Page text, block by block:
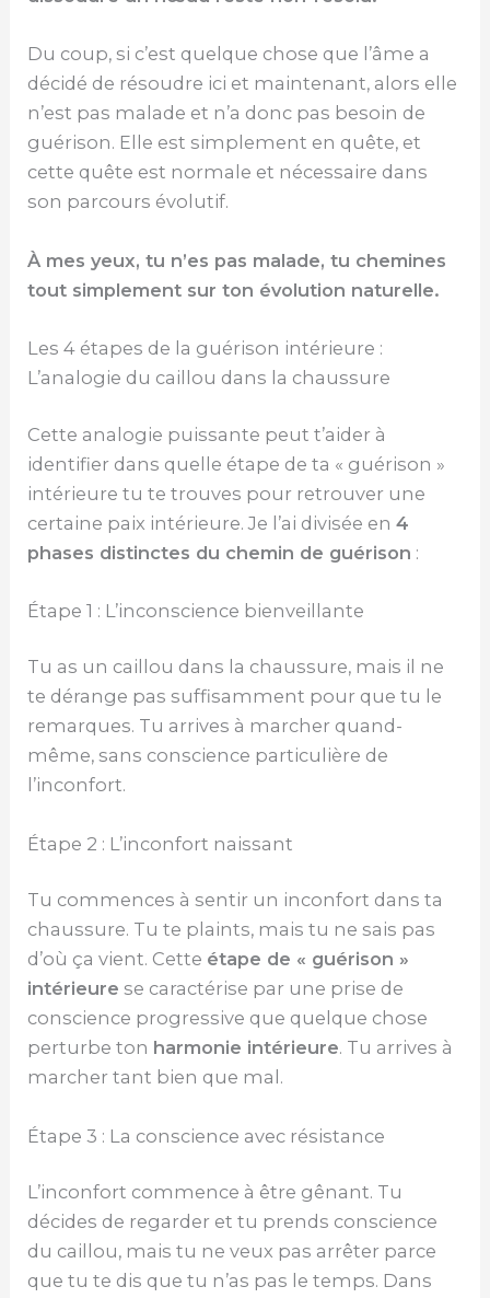
Du coup, si c’est quelque chose que l’âme a
décidé de résoudre ici et maintenant, alors elle
n’est pas malade et n’a donc pas besoin de
guérison. Elle est simplement en quête, et
cette quête est normale et nécessaire dans
son parcours évolutif.
À mes yeux, tu n’es pas malade, tu chemines
tout simplement sur ton évolution naturelle.
Les 4 étapes de la guérison intérieure :
L’analogie du caillou dans la chaussure
Cette analogie puissante peut t’aider à
identifier dans quelle étape de ta « guérison »
intérieure tu te trouves pour retrouver une
certaine paix intérieure. Je l’ai divisée en4
phases distinctes du chemin de guérison :
Étape 1 : L’inconscience bienveillante
Tu as un caillou dans la chaussure, mais il ne
te dérange pas suffisamment pour que tu le
remarques. Tu arrives à marcher quand-
même, sans conscience particulière de
l’inconfort.
Étape 2 : L’inconfort naissant
Tu commences à sentir un inconfort dans ta
chaussure. Tu te plaints, mais tu ne sais pas
d’où ça vient. Cette étape de « guérison »
intérieure se caractérise par une prise de
conscience progressive que quelque chose
perturbe ton harmonie intérieure. Tu arrives à
marcher tant bien que mal.
Étape 3 : La conscience avec résistance
L’inconfort commence à être gênant. Tu
décides de regarder et tu prends conscience
du caillou, mais tu ne veux pas arrêter parce
que tu te dis que tu n’as pas le temps. Dans